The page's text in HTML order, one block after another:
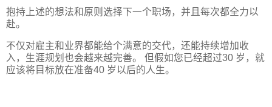
抱持上述的想法和原则选择下一个职场，并且每次都全力以
赴。
不仅对雇主和业界都能给个满意的交代，还能持续增加收
入，生涯规划也会越来越完善。 但假如您已经超过30 岁，就
应该将目标放在准备40 岁以后的人生。